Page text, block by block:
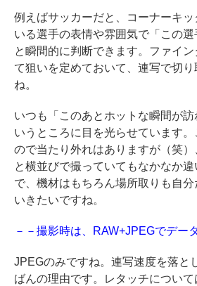
例えばサッカーだと、コーナーキ
いる選手の表情や雰囲気で「この選
と瞬間的に判断できます。ファイ
て狙いを定めておいて、連写で切
ね。
いつも「このあとホットな瞬間が
いうところに目を光らせています
ので当たり外れはありますが（笑
と横並びで撮っていてもなかなか
で、機材はもちろん場所取りも自
いきたいですね。
－－撮影時は、RAW+JPEGでデー
JPEGのみですね。連写速度を落と
ばんの理由です。レタッチについ